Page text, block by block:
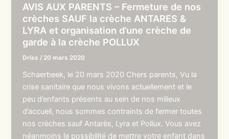
AVIS AUX PARENTS – Fermeture de nos
crèches SAUF la crèche ANTARES &
LYRA et organisation d’une crèche de
garde à la crèche POLLUX
Driss / 20 mars 2020
Schaerbeek, le 20 mars 2020 Chers parents, Vu la
crise sanitaire que nous vivons actuellement et le
peu d’enfants présents au sein de nos milieux
d’accueil, nous sommes contraints de fermer toutes
nos crèches sauf Antarès, Lyra et Pollux. Vous avez
néanmoins la possibilité de mettre votre enfant dans